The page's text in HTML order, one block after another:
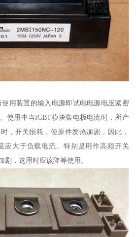
用装置的输入电源即试电电源电压紧密
使用中当IGBT模块集电极电流时，所产
，开关损耗，使原件发热加剧，因此，
应大于负载电流。特别是用作高频开关
剧，选用时应该降等使用。